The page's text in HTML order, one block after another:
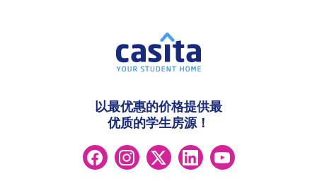
以最优惠的价格提供最
优质的学生房源！